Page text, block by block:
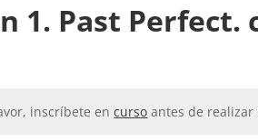
1. Past
inscríbete encurso antes de realizar